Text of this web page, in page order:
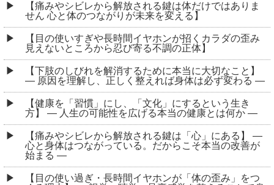
【痛みやシビレから解放される鍵は体だけではありま
せん 心と体のつながりが未来を変える】
【目の使いすぎや長時間イヤホンが招くカラダの歪み
見えないところから忍び寄る不調の正体】
【下肢のしびれを解消するために本当に大切なこと】
― 原因を理解し、正しく整えれば身体は必ず変わる ―
【健康を「習慣」にし、「文化」にするという生き
方】 ― 人生の可能性を広げる本当の健康とは何か ―
【痛みやシビレから解放される鍵は「心」にある】 ―
心と身体はつながっている。だからこそ本当の改善が
始まる ―
【目の使い過ぎ・長時間イヤホンが「体の歪み」をつ